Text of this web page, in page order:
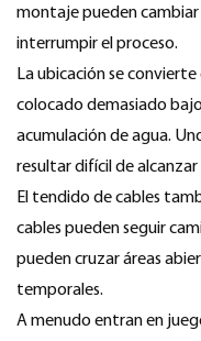
montaje pueden
interrumpir el proceso.
La ubicación se
colocado demasiado
acumulación de agua.
resultar difícil de
El tendido de cables
cables pueden seguir
pueden cruzar áreas
temporales.
A menudo entran en